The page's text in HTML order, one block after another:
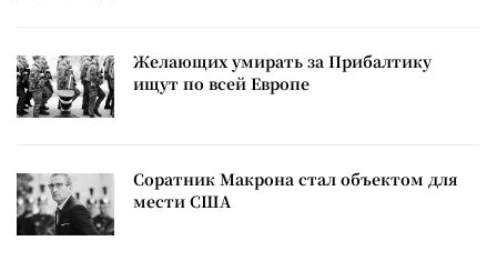
Желающих умирать за Прибалтику
ищут по всей Европе
Соратник Макрона стал объектом для
мести США